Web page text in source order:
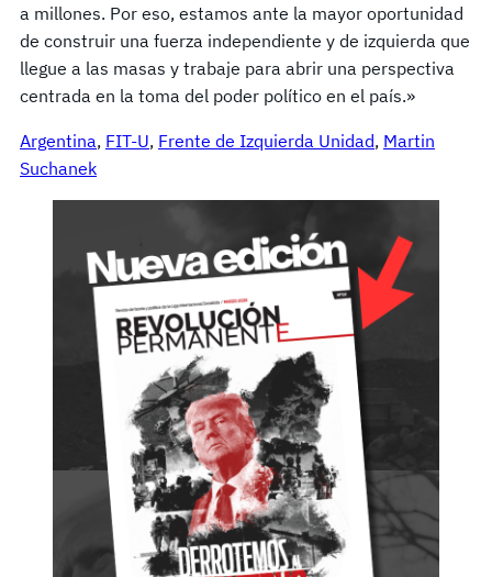
a millones. Por eso, estamos ante la mayor oportunidad
de construir una fuerza independiente y de izquierda que
llegue a las masas y trabaje para abrir una perspectiva
centrada en la toma del poder político en el país.»
Argentina, FIT-U, Frente de Izquierda Unidad, Martin
Suchanek